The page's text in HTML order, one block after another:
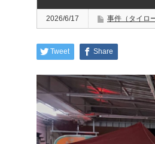
2026/6/17 事件（タイロ
Tweet Share